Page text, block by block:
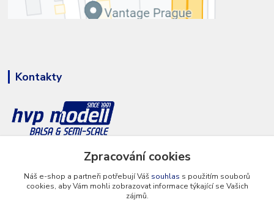
Kontakty
+420 777 286 674
info@hvp-modell.cz
Zpracování cookies
Náš e-shop a partneři potřebují Váš souhlas s použitím souborů
cookies, aby Vám mohli zobrazovat informace týkající se Vašich
zájmů.